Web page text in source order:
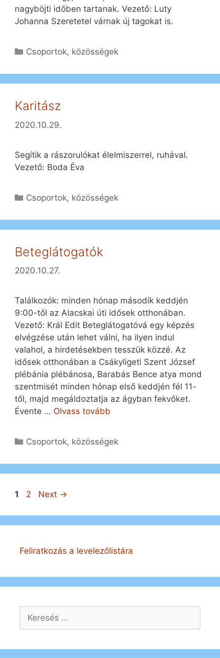
nagyböjti időben tartanak. Vezető: Luty
Johanna Szeretetel várnak új tagokat is.
Kategória
Csoportok, közösségek
Karitász
2020.10.29.
Segítik a rászorulókat élelmiszerrel, ruhával.
Vezető: Boda Éva
Kategória
Csoportok, közösségek
Beteglátogatók
2020.10.27.
Találkozók: minden hónap második keddjén
9:00-től az Alacskai úti idősek otthonában.
Vezető: Král Edit Beteglátogatóvá egy képzés
elvégzése után lehet válni, ha ilyen indul
valahol, a hirdetésekben tesszük közzé. Az
idősek otthonában a Csákyligeti Szent József
plébánia plébánosa, Barabás Bence atya mond
szentmisét minden hónap első keddjén fél 11-
től, majd megáldoztatja az ágyban fekvőket.
Évente … Olvass tovább
Kategória
Csoportok, közösségek
Bejegyzés
Page
1 Page
2 Next →
Feliratkozás a levelezőlistára
Keresés: